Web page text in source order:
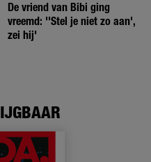
De vriend van Bibi ging
vreemd: ''Stel je niet zo aan',
zei hij'